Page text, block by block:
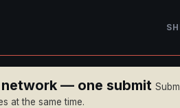
— one submit
at the same time.